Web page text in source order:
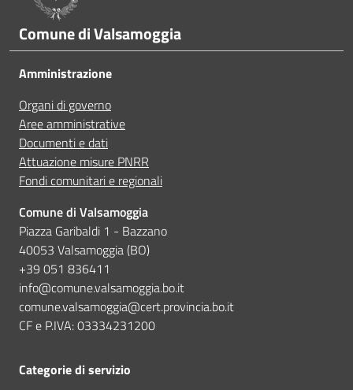
Altro
Leggi le domande frequenti
Parla con Matilde, l'assistente virtuale
Comune di Valsamoggia
Amministrazione
Organi di governo
Aree amministrative
Documenti e dati
Attuazione misure PNRR
Fondi comunitari e regionali
Comune di Valsamoggia
Piazza Garibaldi 1 - Bazzano
40053 Valsamoggia (BO)
+39 051 836411
info@comune.valsamoggia.bo.it
comune.valsamoggia@cert.provincia.bo.it
CF e P.IVA: 03334231200
Categorie di servizio